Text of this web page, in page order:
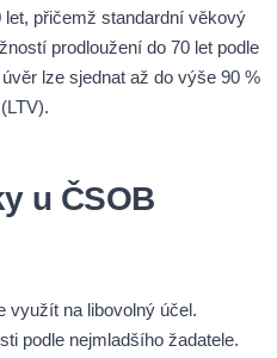
přičemž standardní věkový
prodloužení do 70 let podle
lze sjednat až do výše 90 %
u ČSOB
využít na libovolný účel.
podle nejmladšího žadatele.